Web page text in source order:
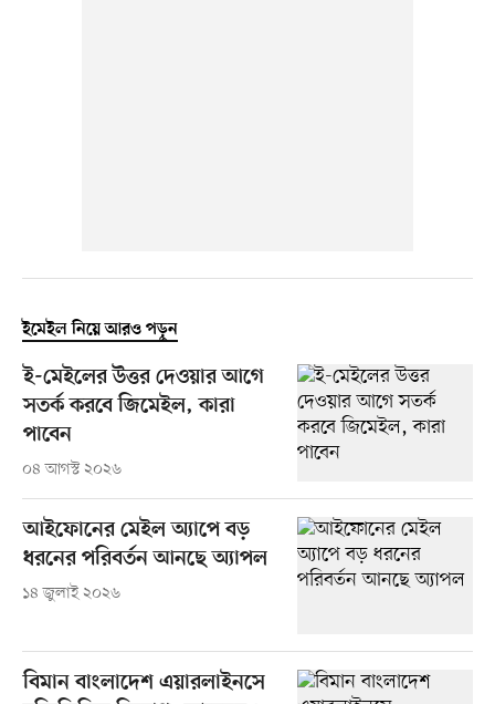
ইমেইল নিয়ে আরও পড়ুন
ই-মেইলের উত্তর দেওয়ার আগে
সতর্ক করবে জিমেইল, কারা
পাবেন
০৪ আগস্ট ২০২৬
আইফোনের মেইল অ্যাপে বড়
ধরনের পরিবর্তন আনছে অ্যাপল
১৪ জুলাই ২০২৬
বিমান বাংলাদেশ এয়ারলাইনসে